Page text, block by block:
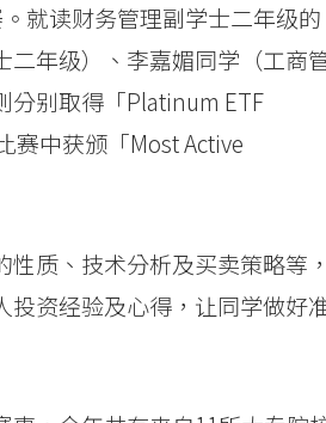
就读财务管理副学士二年级的
年级）、李嘉媚同学（工商
分别取得「Platinum ETF
赛中获颁「Most Active
质、技术分析及买卖策略等，
资经验及心得，让同学做好